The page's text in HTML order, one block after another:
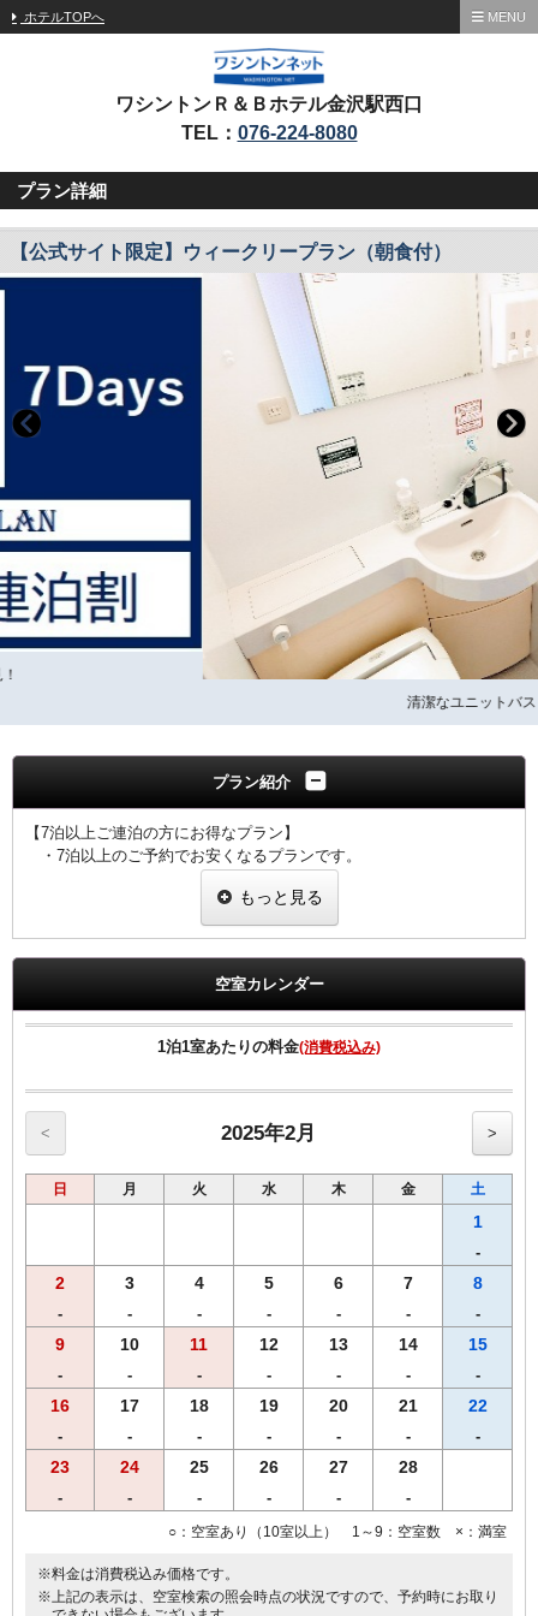
ホテルTOPへ MENU
ワシントンＲ＆Ｂホテル金沢駅西口
TEL： 076-224-8080
プラン詳細
【公式サイト限定】ウィークリープラン（朝食付）
プラン紹介
【7泊以上ご連泊の方にお得なプラン】
・7泊以上のご予約でお安くなるプランです。
・ご滞在中の客室清掃は４泊目、７泊目、１０泊目・・・となりま
・その他の日の客室清掃はございませんのでごゆっくりご滞在いただ
ル類交換はさせていただきます。
・ご予定の変更により7泊未満のご利用になった場合は通常料金で
なりますのでご注意ください。
ご用意！
・全室インターネット回線接続可能（Wi-Fi・有線LAN）
【Ｒ＆Ｂホテル朝食メニュー（AM6：30-AM9：30）】
スタッフが毎朝焼き上げる焼きたてパンをお召し上がりいただけま
・自慢の焼きたてパン
・スタイリッシュサラダ
・オーガニックグラノーラ（プレーン・フルーツ）
・ほど良い塩味付き！絶品味付ゆで玉子
・３種類のあたたかスープ
・香り高いＲ＆Ｂオリジナル挽きたてコーヒー
・オレンジジュース＆野菜ジュース＆アイスティー
・牛乳
朝から元気になれる朝食を、是非、お召し上がりください！！
金沢市条例により1泊1名当り5,500円以上のご宿泊に宿泊税200円が別
途課税されます。
表示料金には宿泊税は含まれておりません。
もっと見る
空室カレンダー
1泊1室あたりの料金(消費税込み)
< 2025年2月 >
日 月 火 水 木 金 土
1
-
2
-
3
-
4
-
5
-
6
-
7
-
8
-
9
-
10
-
11
-
12
-
13
-
14
-
15
-
16
-
17
-
18
-
19
-
20
-
21
-
22
-
23
-
24
-
25
-
26
-
27
-
28
-
○：空室あり（10室以上） 1～9：空室数 ×：満室
※料金は消費税込み価格です。
※上記の表示は、空室検索の照会時点の状況ですので、予約時にお取り